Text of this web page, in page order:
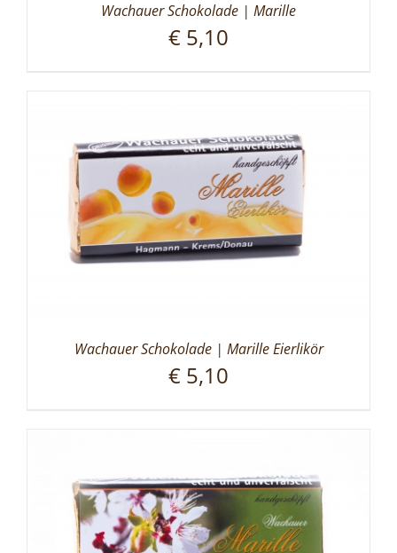
Wachauer Schokolade | Marille
€ 5,10
Wachauer Schokolade | Marille Eierlikör
€ 5,10